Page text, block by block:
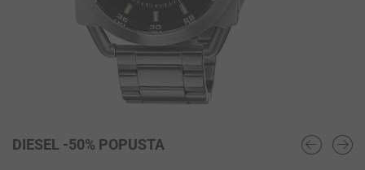
DIESEL -50% POPUSTA